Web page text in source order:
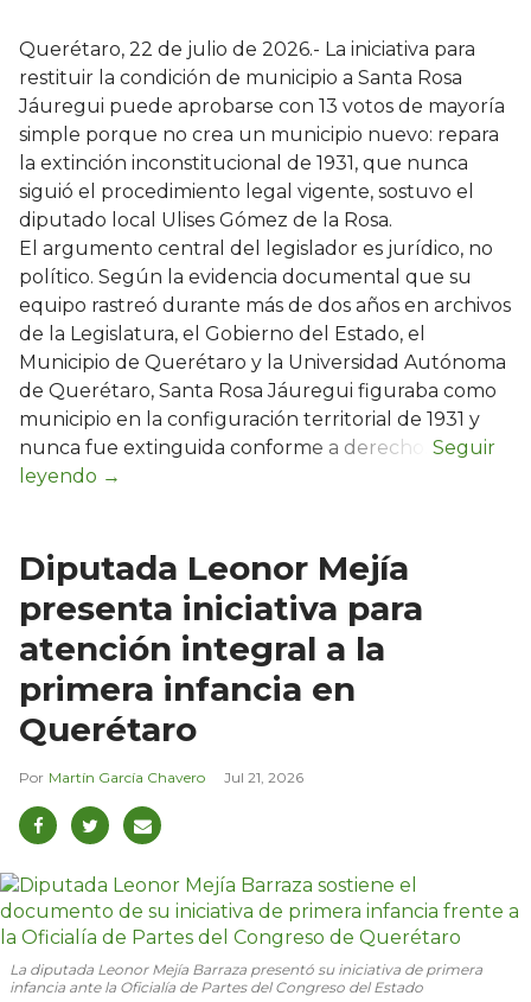
Querétaro, 22 de julio de 2026.- La iniciativa para
restituir la condición de municipio a Santa Rosa
Jáuregui puede aprobarse con 13 votos de mayoría
simple porque no crea un municipio nuevo: repara
la extinción inconstitucional de 1931, que nunca
siguió el procedimiento legal vigente, sostuvo el
diputado local Ulises Gómez de la Rosa.
El argumento central del legislador es jurídico, no
político. Según la evidencia documental que su
equipo rastreó durante más de dos años en archivos
de la Legislatura, el Gobierno del Estado, el
Municipio de Querétaro y la Universidad Autónoma
de Querétaro, Santa Rosa Jáuregui figuraba como
municipio en la configuración territorial de 1931 y
nunca fue extinguida conforme a derecho.
Diputada Leonor Mejía
presenta iniciativa para
atención integral a la
primera infancia en
Querétaro
Martín García Chavero Jul 21, 2026
La diputada Leonor Mejía Barraza presentó su iniciativa de primera
infancia ante la Oficialía de Partes del Congreso del Estado